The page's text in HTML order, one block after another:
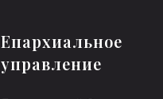
Епархиальное
управление